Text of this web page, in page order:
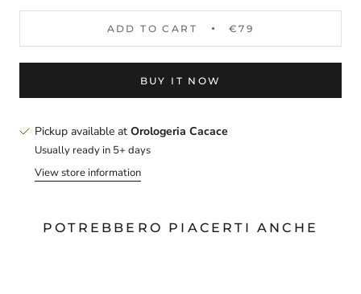
ADD TO CART €79
BUY IT NOW
Pickup available at Orologeria Cacace
Usually ready in 5+ days
View store information
POTREBBERO PIACERTI ANCHE